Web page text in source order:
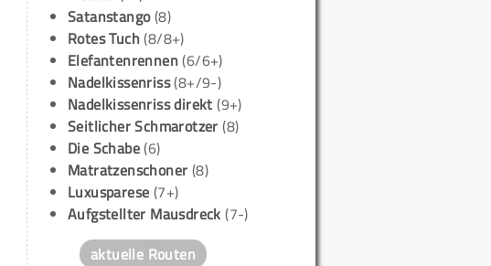
Satanstango(8)
Rotes Tuch(8/8+)
Elefantenrennen(6/6+)
Nadelkissenriss(8+/9-)
Nadelkissenriss direkt (9+)
Seitlicher Schmarotzer (8)
Die Schabe(6)
Matratzenschoner (8)
Luxusparese (7+)
Aufgstellter Mausdreck (7-)
aktuelle Routen